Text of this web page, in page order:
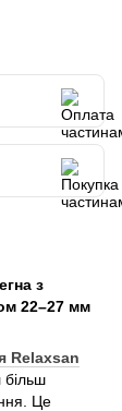
з
22–27 мм
Relaxsan
більш
Це